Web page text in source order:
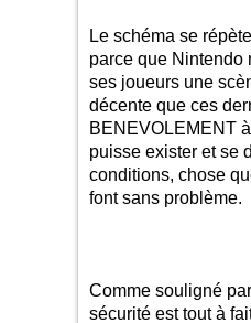
Le schéma se
parce que Nintendo
ses joueurs une
décente que ces
BENEVOLEMENT
puisse exister et se
conditions, chose
font sans problème.
Comme souligné
sécurité est tout à